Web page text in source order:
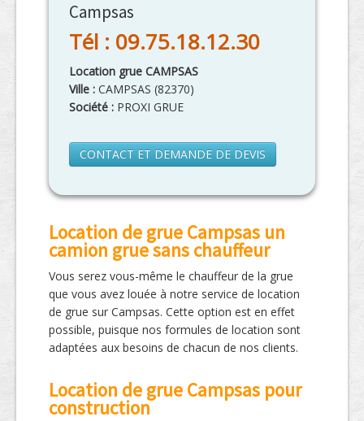
Campsas
Tél : 09.75.18.12.30
Location grue CAMPSAS
Ville : CAMPSAS (82370)
Société : PROXI GRUE
CONTACT ET DEMANDE DE DEVIS
Location de grue Campsas un
camion grue sans chauffeur
Vous serez vous-même le chauffeur de la grue
que vous avez louée à notre service de location
de grue sur Campsas. Cette option est en effet
possible, puisque nos formules de location sont
adaptées aux besoins de chacun de nos clients.
Location de grue Campsas pour
construction